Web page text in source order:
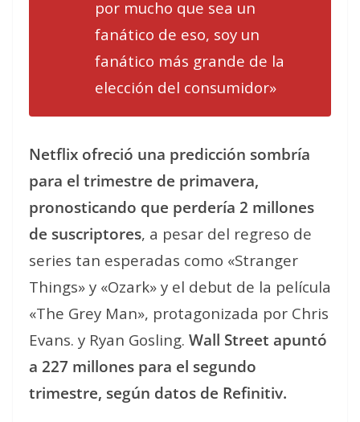
por mucho que sea un
fanático de eso, soy un
fanático más grande de la
elección del consumidor»
Netflix ofreció una predicción sombría
para el trimestre de primavera,
pronosticando que perdería 2 millones
de suscriptores, a pesar del regreso de
series tan esperadas como «Stranger
Things» y «Ozark» y el debut de la película
«The Grey Man», protagonizada por Chris
Evans. y Ryan Gosling. Wall Street apuntó
a 227 millones para el segundo
trimestre, según datos de Refinitiv.